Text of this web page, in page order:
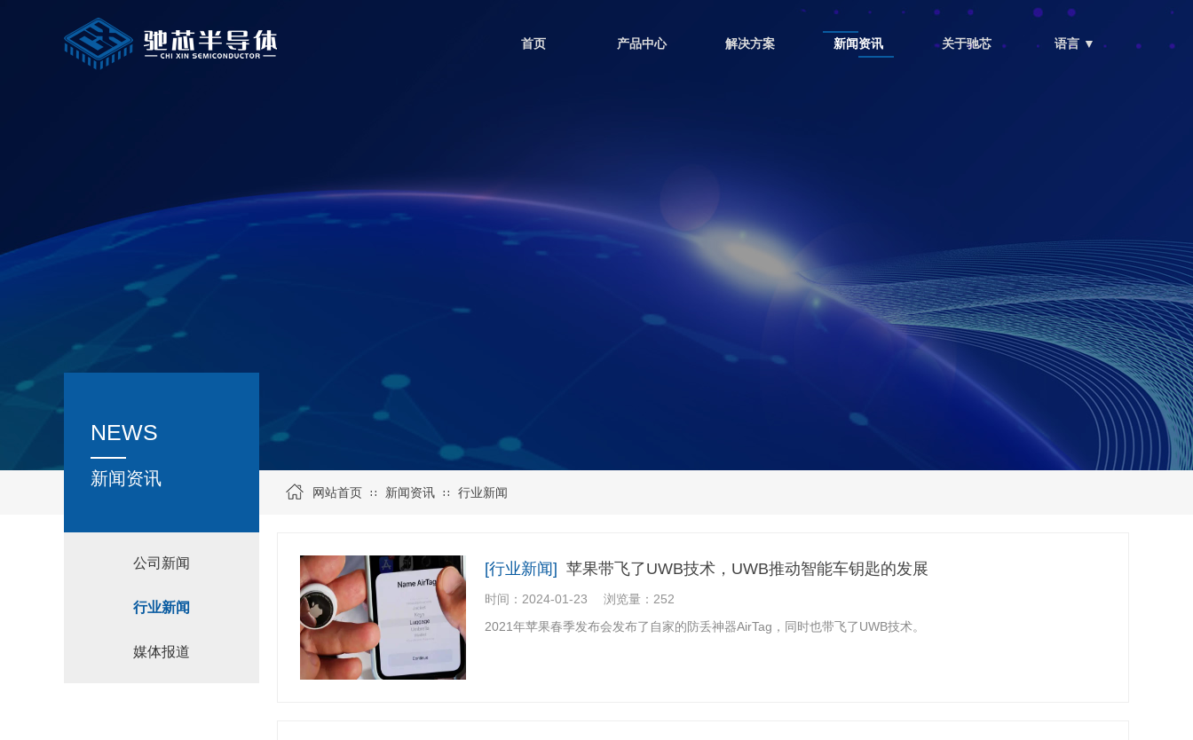
首页 产品中心 解决方案 新闻资讯 关于驰芯 语言 ▼
网站首页 ∷ 新闻资讯 ∷ 行业新闻
NEWS
新闻资讯
公司新闻
行业新闻
媒体报道
[行业新闻] 苹果带飞了UWB技术，UWB推动智能车钥匙的发展
时间：2024-01-23
浏览量：252
2021年苹果春季发布会发布了自家的防丢神器AirTag，同时也带飞了UWB技术。